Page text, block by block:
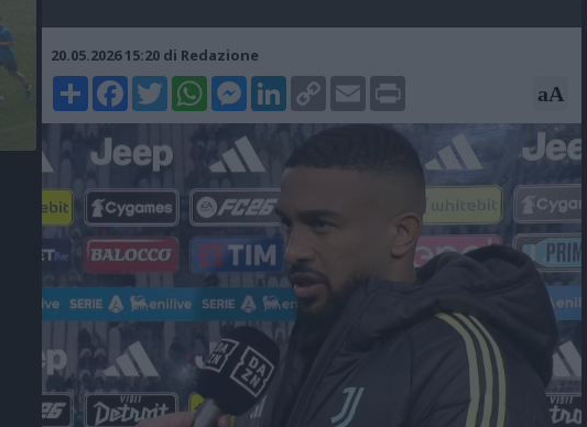
20.05.2026 15:20 di Redazione
ShareFacebookTwitterWhatsAppMessenger
LinkedIn
Copy
Link
Email Print aA